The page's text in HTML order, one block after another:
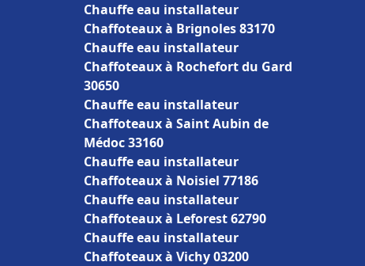
Chauffe eau installateur
Chaffoteaux à Brignoles 83170
Chauffe eau installateur
Chaffoteaux à Rochefort du Gard
30650
Chauffe eau installateur
Chaffoteaux à Saint Aubin de
Médoc 33160
Chauffe eau installateur
Chaffoteaux à Noisiel 77186
Chauffe eau installateur
Chaffoteaux à Leforest 62790
Chauffe eau installateur
Chaffoteaux à Vichy 03200